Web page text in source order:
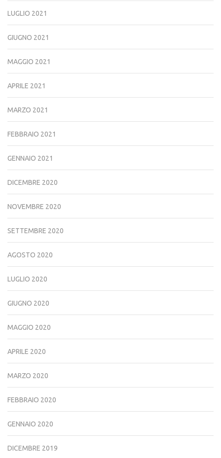
LUGLIO 2021
GIUGNO 2021
MAGGIO 2021
APRILE 2021
MARZO 2021
FEBBRAIO 2021
GENNAIO 2021
DICEMBRE 2020
NOVEMBRE 2020
SETTEMBRE 2020
AGOSTO 2020
LUGLIO 2020
GIUGNO 2020
MAGGIO 2020
APRILE 2020
MARZO 2020
FEBBRAIO 2020
GENNAIO 2020
DICEMBRE 2019